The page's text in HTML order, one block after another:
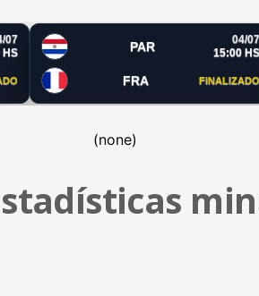
07
HS
PAR
04/07
15:00 HS
FRA FINALIZADO
(none)